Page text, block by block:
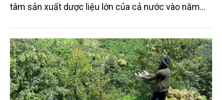
tâm sản xuất dược liệu lớn của cả nước vào năm